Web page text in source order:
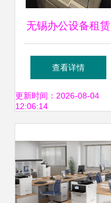
无锡办公设备租赁
全指南 如何选择靠
谱的服务商？
查看详情
更新时间：2026-08-04
12:06:14